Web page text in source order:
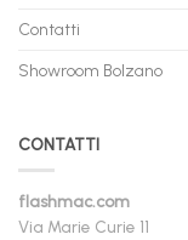
Contatti
Showroom Bolzano
CONTATTI
flashmac.com
Via Marie Curie 11